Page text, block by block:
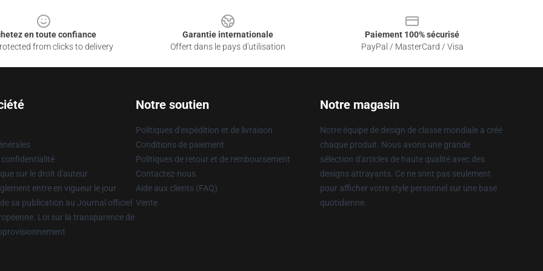
en toute confiance
from clicks to delivery
Garantie internationale
Offert dans le pays d'utilisation
Paiement 100% sécurisé
PayPal / MasterCard / Visa
confidentialité
sur le droit d'auteur
entre en vigueur le jour
sa publication au Journal officiel
Loi sur la transparence de
Notre soutien
Politiques d'expédition et de livraison
Conditions de paiement
Politiques de retour et de remboursement
Contactez-nous
Aide aux clients (FAQ)
Vente
Notre magasin
Notre équipe de design de classe mondiale a créé
chaque produit. Nous avons une grande
sélection d'articles de haute qualité avec des
designs attrayants. Ce ne sont pas seulement
pour afficher votre style personnel sur une base
quotidienne.